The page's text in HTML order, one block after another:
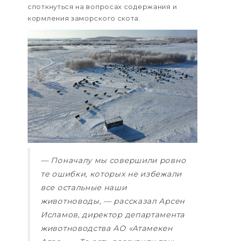
споткнуться на вопросах содержания и
кормления заморского скота.
— Поначалу мы совершили ровно
те ошибки, которых не избежали
все остальные наши
животноводы, — рассказал Арсен
Исламов, директор департамента
животноводства АО «Атамекен